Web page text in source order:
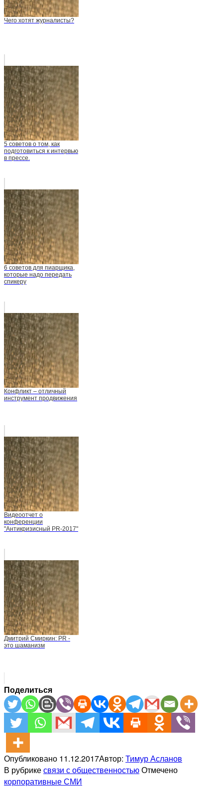
Чего хотят журналисты?
5 советов о том, как
подготовиться к интервью
в прессе.
6 советов для пиарщика,
которые надо передать
спикеру
Конфликт – отличный
инструмент продвижения
Видеоотчет о
конференции
"Антикризисный PR-2017"
Дмитрий Смиркин: PR -
это шаманизм
Поделиться
Опубликовано 11.12.2017Автор: Тимур Асланов
В рубрикесвязи с общественностьюОтмечено
корпоративные СМИ